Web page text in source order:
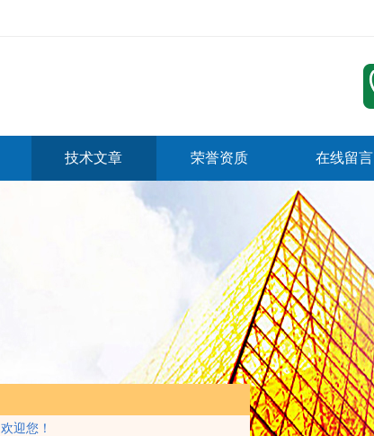
欢迎您！
技术文章 荣誉资质 在线留言